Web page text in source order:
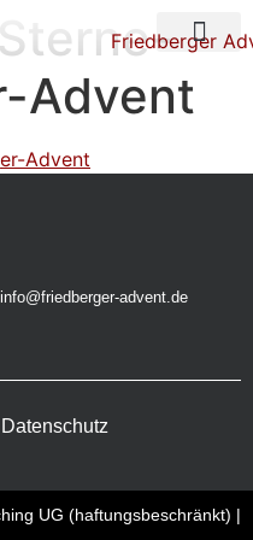
Advent
advent.de
Datenschutz
UG (haftungsbeschränkt) |